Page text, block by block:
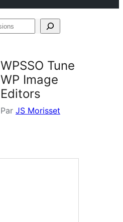
WPSSO Tune
WP Image
Editors
Par JS Morisset